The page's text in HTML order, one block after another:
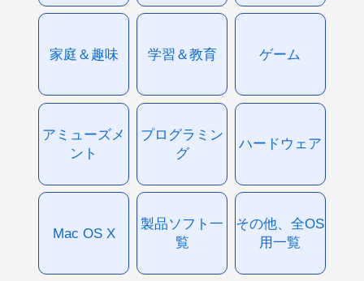
家庭＆趣味 学習＆教育 ゲーム
アミューズメ
ント
プログラミン
グ
ハードウェア
Mac OS X
製品ソフト一
覧
その他、全OS
用一覧